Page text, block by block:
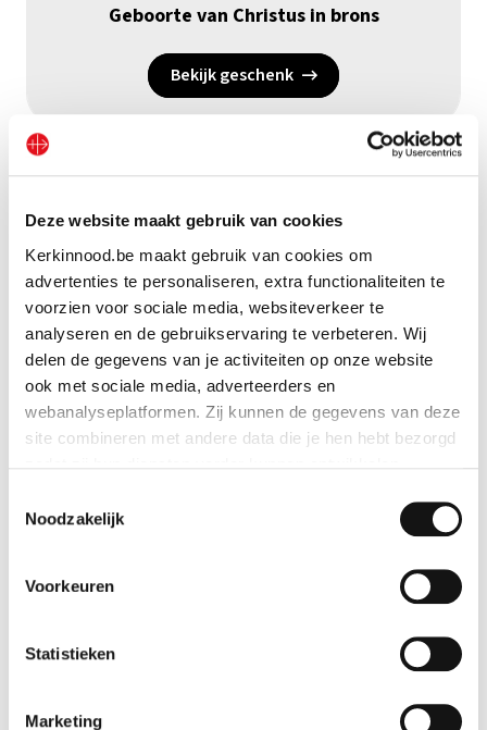
Deze website maakt gebruik van cookies
Kerkinnood.be maakt gebruik van cookies om
advertenties te personaliseren, extra functionaliteiten te
voorzien voor sociale media, websiteverkeer te
analyseren en de gebruikservaring te verbeteren. Wij
delen de gegevens van je activiteiten op onze website
ook met sociale media, adverteerders en
webanalyseplatformen. Zij kunnen de gegevens van deze
site combineren met andere data die je hen hebt bezorgd
Indien je dat toestaat, kunnen wij of onze partners onder
Informatie verzamelen over je geografische locatie
Bepaalde voorkeuren en profielen identificeren om
De strikt noodzakelijke cookies zijn nodig voor het goed
Noodzakelijk
Voorkeuren
Statistieken
Marketing
Geboorte van Christus in brons
Bekijk geschenk